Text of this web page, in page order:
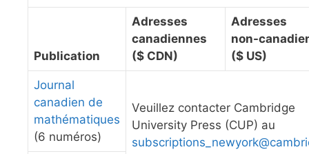
Publication
Adresses
canadiennes
($ CDN)
Adresses
non-
($ US)
Journal
canadien de
mathématiques
(6 numéros)
Veuillez contacter Cambridge
University Press (CUP) au